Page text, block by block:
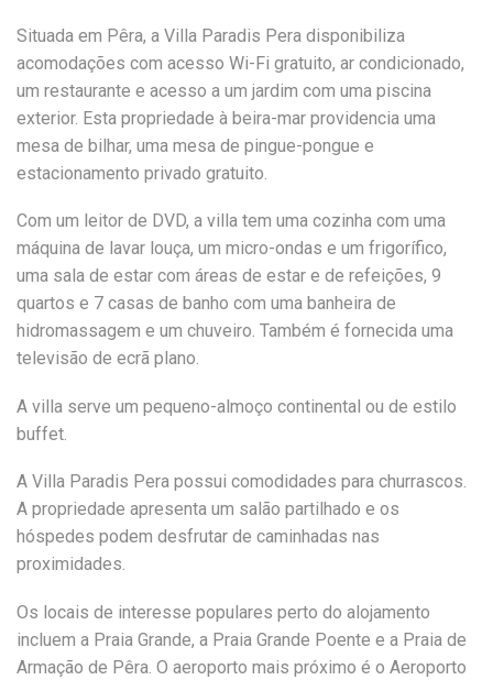
Situada em Pêra, a Villa Paradis Pera disponibiliza
acomodações com acesso Wi-Fi gratuito, ar condicionado,
um restaurante e acesso a um jardim com uma piscina
exterior. Esta propriedade à beira-mar providencia uma
mesa de bilhar, uma mesa de pingue-pongue e
estacionamento privado gratuito.
Com um leitor de DVD, a villa tem uma cozinha com uma
máquina de lavar louça, um micro-ondas e um frigorífico,
uma sala de estar com áreas de estar e de refeições, 9
quartos e 7 casas de banho com uma banheira de
hidromassagem e um chuveiro. Também é fornecida uma
televisão de ecrã plano.
A villa serve um pequeno-almoço continental ou de estilo
buffet.
A Villa Paradis Pera possui comodidades para churrascos.
A propriedade apresenta um salão partilhado e os
hóspedes podem desfrutar de caminhadas nas
proximidades.
Os locais de interesse populares perto do alojamento
incluem a Praia Grande, a Praia Grande Poente e a Praia de
Armação de Pêra. O aeroporto mais próximo é o Aeroporto